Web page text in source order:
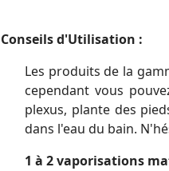
Conseils d'Utilisation :
Les produits de la
cependant vous
plexus, plante des
dans l'eau du bain.
1 à 2 vaporisations